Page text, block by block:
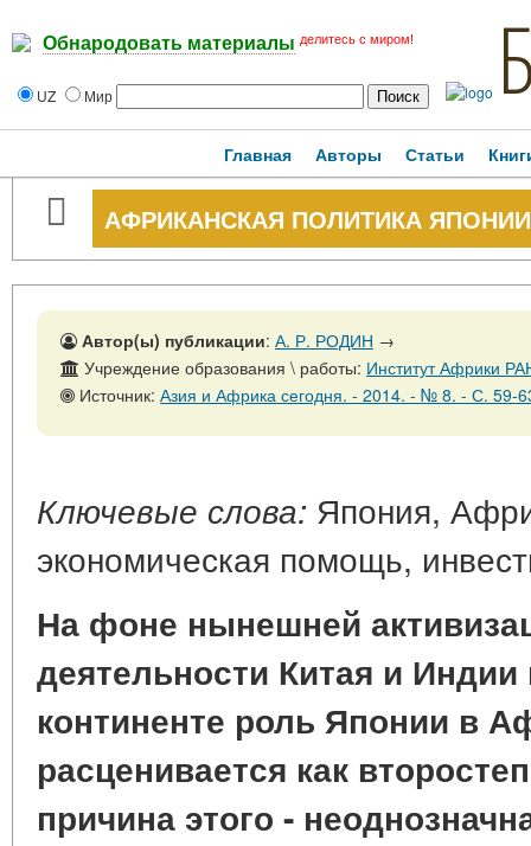
Обнародовать материалы делитесь с миром!
UZ Мир
Главная Авторы Статьи
АФРИКАНСКАЯ ПОЛИТИКА ЯПОНИИ
Автор(ы) публикации: А. Р. РОДИН →
Учреждение образования \ работы: Институт Африки
Источник: Азия и Африка сегодня. - 2014. - № 8. - С. 59-
Ключевые слова: Япония,
экономическая помощь,
На фоне нынешней
деятельности Китая и
континенте роль Японии в
расценивается как
причина этого -